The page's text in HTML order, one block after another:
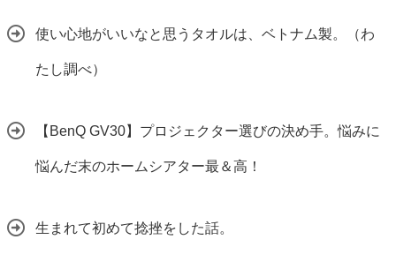
使い心地がいいなと思うタオルは、ベトナム製。（わ
たし調べ）
【BenQ GV30】プロジェクター選びの決め手。悩みに
悩んだ末のホームシアター最＆高！
生まれて初めて捻挫をした話。